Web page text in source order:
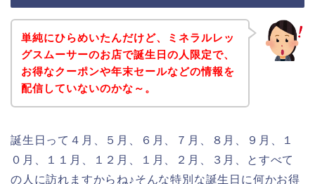
単純にひらめいたんだけど、ミネラルレッ
グスムーサーのお店で誕生日の人限定で、
お得なクーポンや年末セールなどの情報を
配信していないのかな～。
誕生日って４月、５月、６月、７月、８月、９月、１
０月、１１月、１２月、１月、２月、３月、とすべて
の人に訪れますからね♪そんな特別な誕生日に何かお得